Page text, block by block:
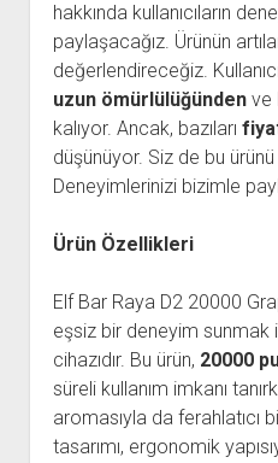
hakkında kullanıcıların
paylaşacağız. Ürünün
değerlendireceğiz.
uzun ömürlülüğündenve
kalıyor. Ancak, bazıları
düşünüyor. Siz de bu
Deneyimlerinizi bizimle
Ürün Özellikleri
Elf Bar Raya D2 20000
eşsiz bir deneyim sunmak
cihazıdır. Bu ürün, 20000
süreli kullanım imkanı
aromasıyla da ferahlatıcı
tasarımı, ergonomik